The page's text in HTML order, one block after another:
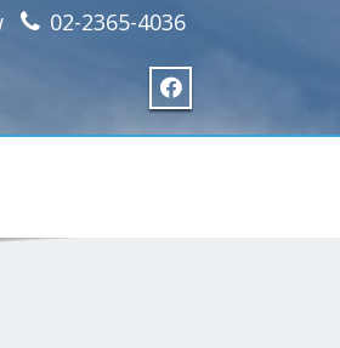
02-2365-4036